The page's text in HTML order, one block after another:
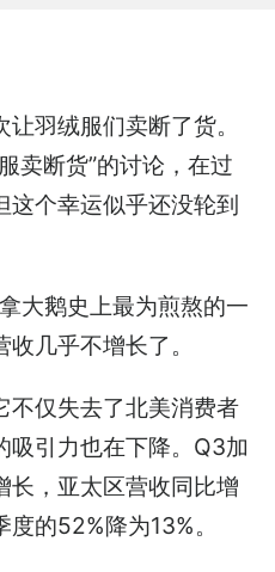
羽绒服们卖断了货。
卖断货”的讨论，在过
这个幸运似乎还没轮到
大鹅史上最为煎熬的一
几乎不增长了。
不仅失去了北美消费者
吸引力也在下降。Q3加
长，亚太区营收同比增
的52%降为13%。